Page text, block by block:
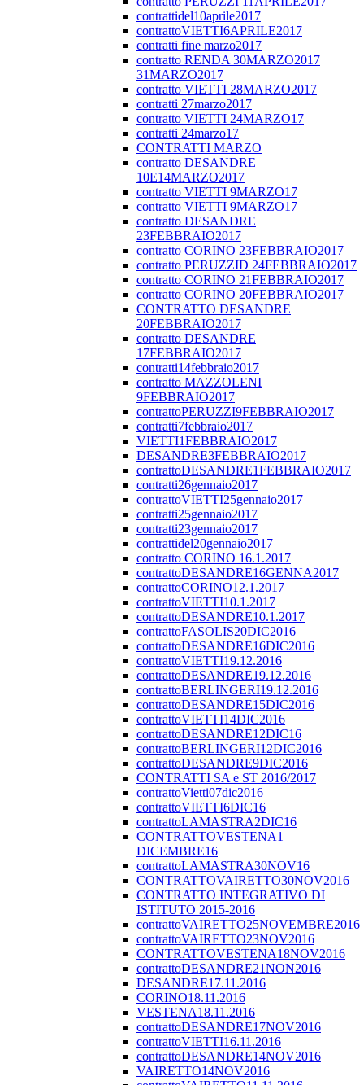
contrattidel10aprile2017
contrattoVIETTI6APRILE2017
contratti fine marzo2017
contratto RENDA 30MARZO2017
31MARZO2017
contratto VIETTI 28MARZO2017
contratti 27marzo2017
contratto VIETTI 24MARZO17
contratti 24marzo17
CONTRATTI MARZO
contratto DESANDRE
10E14MARZO2017
contratto VIETTI 9MARZO17
contratto VIETTI 9MARZO17
contratto DESANDRE
23FEBBRAIO2017
contratto CORINO 23FEBBRAIO2017
contratto PERUZZID 24FEBBRAIO2017
contratto CORINO 21FEBBRAIO2017
contratto CORINO 20FEBBRAIO2017
CONTRATTO DESANDRE
20FEBBRAIO2017
contratto DESANDRE
17FEBBRAIO2017
contratti14febbraio2017
contratto MAZZOLENI
9FEBBRAIO2017
contrattoPERUZZI9FEBBRAIO2017
contratti7febbraio2017
VIETTI1FEBBRAIO2017
DESANDRE3FEBBRAIO2017
contrattoDESANDRE1FEBBRAIO2017
contratti26gennaio2017
contrattoVIETTI25gennaio2017
contratti25gennaio2017
contratti23gennaio2017
contrattidel20gennaio2017
contratto CORINO 16.1.2017
contrattoDESANDRE16GENNA2017
contrattoCORINO12.1.2017
contrattoVIETTI10.1.2017
contrattoDESANDRE10.1.2017
contrattoFASOLIS20DIC2016
contrattoDESANDRE16DIC2016
contrattoVIETTI19.12.2016
contrattoDESANDRE19.12.2016
contrattoBERLINGERI19.12.2016
contrattoDESANDRE15DIC2016
contrattoVIETTI14DIC2016
contrattoDESANDRE12DIC16
contrattoBERLINGERI12DIC2016
contrattoDESANDRE9DIC2016
CONTRATTI SA e ST 2016/2017
contrattoVietti07dic2016
contrattoVIETTI6DIC16
contrattoLAMASTRA2DIC16
CONTRATTOVESTENA1
DICEMBRE16
contrattoLAMASTRA30NOV16
CONTRATTOVAIRETTO30NOV2016
CONTRATTO INTEGRATIVO DI
ISTITUTO 2015-2016
contrattoVAIRETTO25NOVEMBRE2016
contrattoVAIRETTO23NOV2016
CONTRATTOVESTENA18NOV2016
contrattoDESANDRE21NON2016
DESANDRE17.11.2016
CORINO18.11.2016
VESTENA18.11.2016
contrattoDESANDRE17NOV2016
contrattoVIETTI16.11.2016
contrattoDESANDRE14NOV2016
VAIRETTO14NOV2016